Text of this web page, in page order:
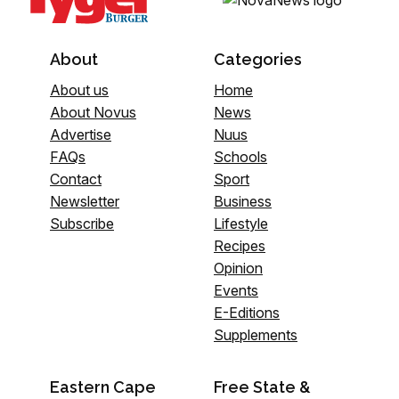
About
About us
About Novus
Advertise
FAQs
Contact
Newsletter
Subscribe
Categories
Home
News
Nuus
Schools
Sport
Business
Lifestyle
Recipes
Opinion
Events
E-Editions
Supplements
Eastern Cape Free State &